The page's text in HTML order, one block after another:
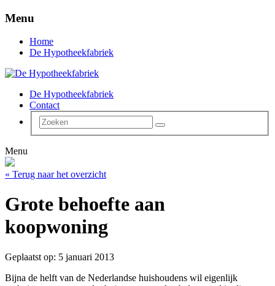
Menu
Home
De Hypotheekfabriek
De Hypotheekfabriek
Contact
Menu
« Terug naar het overzicht
Grote behoefte aan
koopwoning
Geplaatst op: 5 januari 2013
Bijna de helft van de Nederlandse huishoudens wil eigenlijk